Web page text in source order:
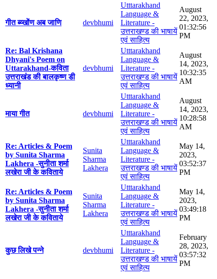
गीत ब्य्खोंण अब जाणि devbhumi
Utttarakhand
Language &
Literature -
उत्तराखण्ड की भाषायें
एवं साहित्य
August
22, 2023,
01:32:56
PM
Re: Bal Krishana
Dhyani's Poem on
Uttarakhand-कविता
उत्तराखंड की बालकृष्ण डी
ध्यानी
devbhumi
Utttarakhand
Language &
Literature -
उत्तराखण्ड की भाषायें
एवं साहित्य
August
14, 2023,
10:32:35
AM
माया गीत devbhumi
Utttarakhand
Language &
Literature -
उत्तराखण्ड की भाषायें
एवं साहित्य
August
14, 2023,
10:28:58
AM
Re: Articles & Poem
by Sunita Sharma
Lakhera -सुनीता शर्मा
लखेरा जी के कविताये
Sunita
Sharma
Lakhera
Utttarakhand
Language &
Literature -
उत्तराखण्ड की भाषायें
एवं साहित्य
May 14,
2023,
03:52:37
PM
Re: Articles & Poem
by Sunita Sharma
Lakhera -सुनीता शर्मा
लखेरा जी के कविताये
Sunita
Sharma
Lakhera
Utttarakhand
Language &
Literature -
उत्तराखण्ड की भाषायें
एवं साहित्य
May 14,
2023,
03:49:18
PM
कुछ लिखे पन्ने devbhumi
Utttarakhand
Language &
Literature -
उत्तराखण्ड की भाषायें
एवं साहित्य
February
28, 2023,
03:57:32
PM